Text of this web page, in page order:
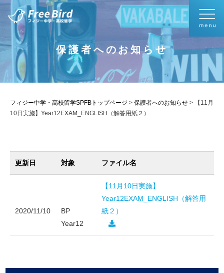
保護者へのお知らせ
フィジー中学・高校留学SPFBトップページ > 保護者へのお知らせ >
【11月
10日実施】Year12EXAM_ENGLISH（解答用紙２）
更新日 対象 ファイル名
2020/11/10
BP
Year12
【11月10日実施】
Year12EXAM_ENGLISH（解答用
紙２）